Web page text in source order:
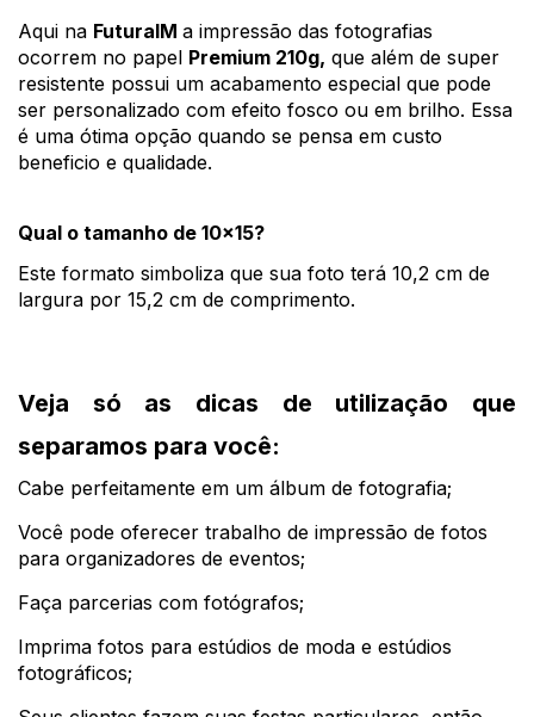
Aqui na FuturaIM a impressão das fotografias
ocorrem no papel Premium 210g, que além de super
resistente possui um acabamento especial que pode
ser personalizado com efeito fosco ou em brilho. Essa
é uma ótima opção quando se pensa em custo
beneficio e qualidade.
Qual o tamanho de 10x15?
Este formato simboliza que sua foto terá 10,2 cm de
largura por 15,2 cm de comprimento.
Veja só as dicas de utilização que
separamos para você:
Cabe perfeitamente em um álbum de fotografia;
Você pode oferecer trabalho de impressão de fotos
para organizadores de eventos;
Faça parcerias com fotógrafos;
Imprima fotos para estúdios de moda e estúdios
fotográficos;